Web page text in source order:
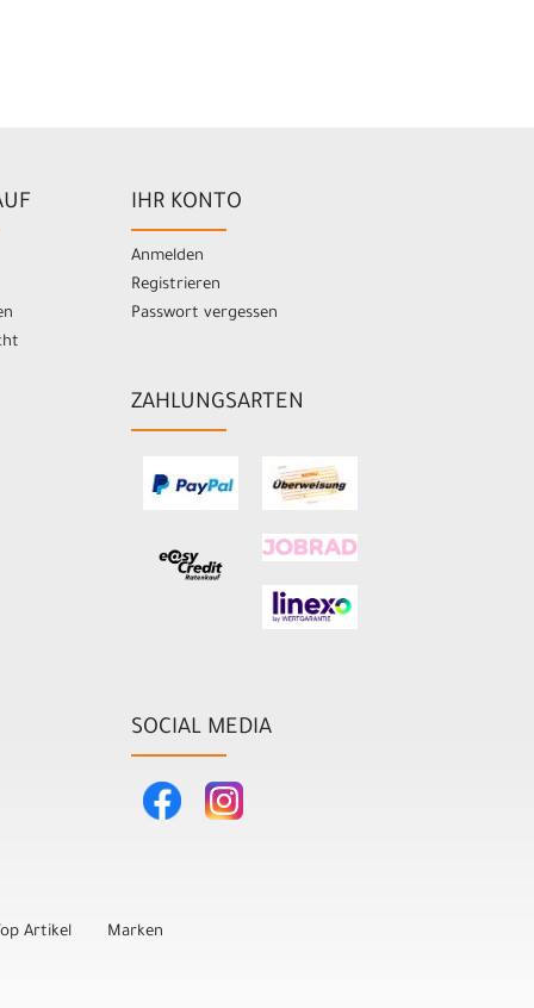
IHR KONTO
Anmelden
Registrieren
Passwort vergessen
ZAHLUNGSARTEN
SOCIAL MEDIA
Artikel Marken